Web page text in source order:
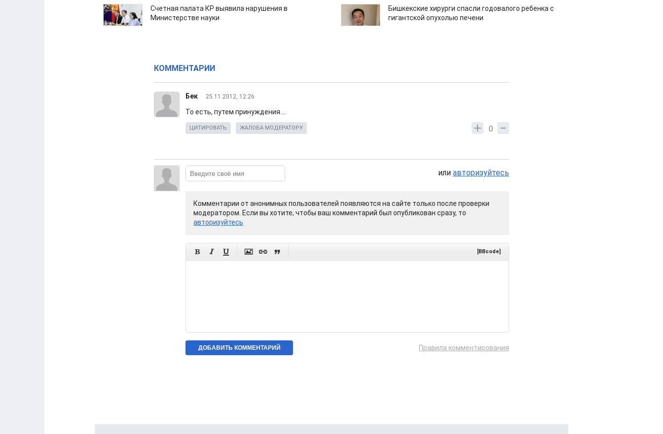
Счетная палата КР выявила нарушения в
Министерстве науки
Бишкекские хирурги спасли годовалого ребенка с
гигантской опухолью печени
КОММЕНТАРИИ
Бек 25.11.2012, 12:26
То есть, путем принуждения....
0
ЦИТИРОВАТЬ ЖАЛОБА МОДЕРАТОРУ
или авторизуйтесь
Комментарии от анонимных пользователей появляются на сайте только после проверки
модератором. Если вы хотите, чтобы ваш комментарий был опубликован сразу, то
авторизуйтесь
      [BBcode]
Правила комментирования